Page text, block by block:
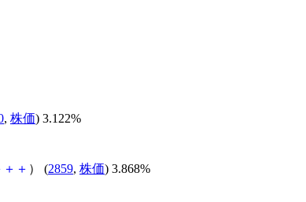
, 株価) 3.122%
＋ ＋ ） (2859, 株価) 3.868%